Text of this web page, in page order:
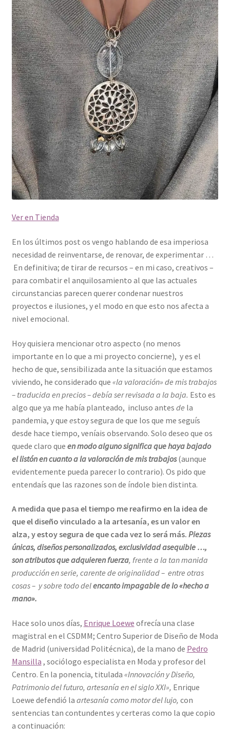
Ver en Tienda
En los últimos post os vengo hablando de esa imperiosa
necesidad de reinventarse, de renovar, de experimentar …
En definitiva; de tirar de recursos – en mi caso, creativos –
para combatir el anquilosamiento al que las actuales
circunstancias parecen querer condenar nuestros
proyectos e ilusiones, y el modo en que esto nos afecta a
nivel emocional.
Hoy quisiera mencionar otro aspecto (no menos
importante en lo que a mi proyecto concierne), y es el
hecho de que, sensibilizada ante la situación que estamos
viviendo, he considerado que «la valoración» de mis trabajos
– traducida en precios – debía ser revisada a la baja. Esto es
algo que ya me había planteado, incluso antes de la
pandemia, y que estoy segura de que los que me seguís
desde hace tiempo, veníais observando. Solo deseo que os
quede claro que en modo alguno significa que haya bajado
el listón en cuanto a la valoración de mis trabajos(aunque
evidentemente pueda parecer lo contrario). Os pido que
entendaís que las razones son de índole bien distinta.
A medida que pasa el tiempo me reafirmo en la idea de
que el diseño vinculado a la artesanía, es un valor en
alza, y estoy segura de que cada vez lo será más. Piezas
únicas, diseños personalizados, exclusividad asequible …,
son atributos que adquieren fuerza, frente a la tan manida
producción en serie, carente de originalidad – entre otras
cosas – y sobre todo delencanto impagable de lo «hecho a
mano».
Hace solo unos días, Enrique Loewe ofrecía una clase
magistral en el CSDMM; Centro Superior de Diseño de Moda
de Madrid (universidad Politécnica), de la mano de Pedro
Mansilla , sociólogo especialista en Moda y profesor del
Centro. En la ponencia, titulada «Innovación y Diseño,
Patrimonio del futuro, artesanía en el siglo XXI», Enrique
Loewe defendió la artesanía como motor del lujo, con
sentencias tan contundentes y certeras como la que copio
a continuación: